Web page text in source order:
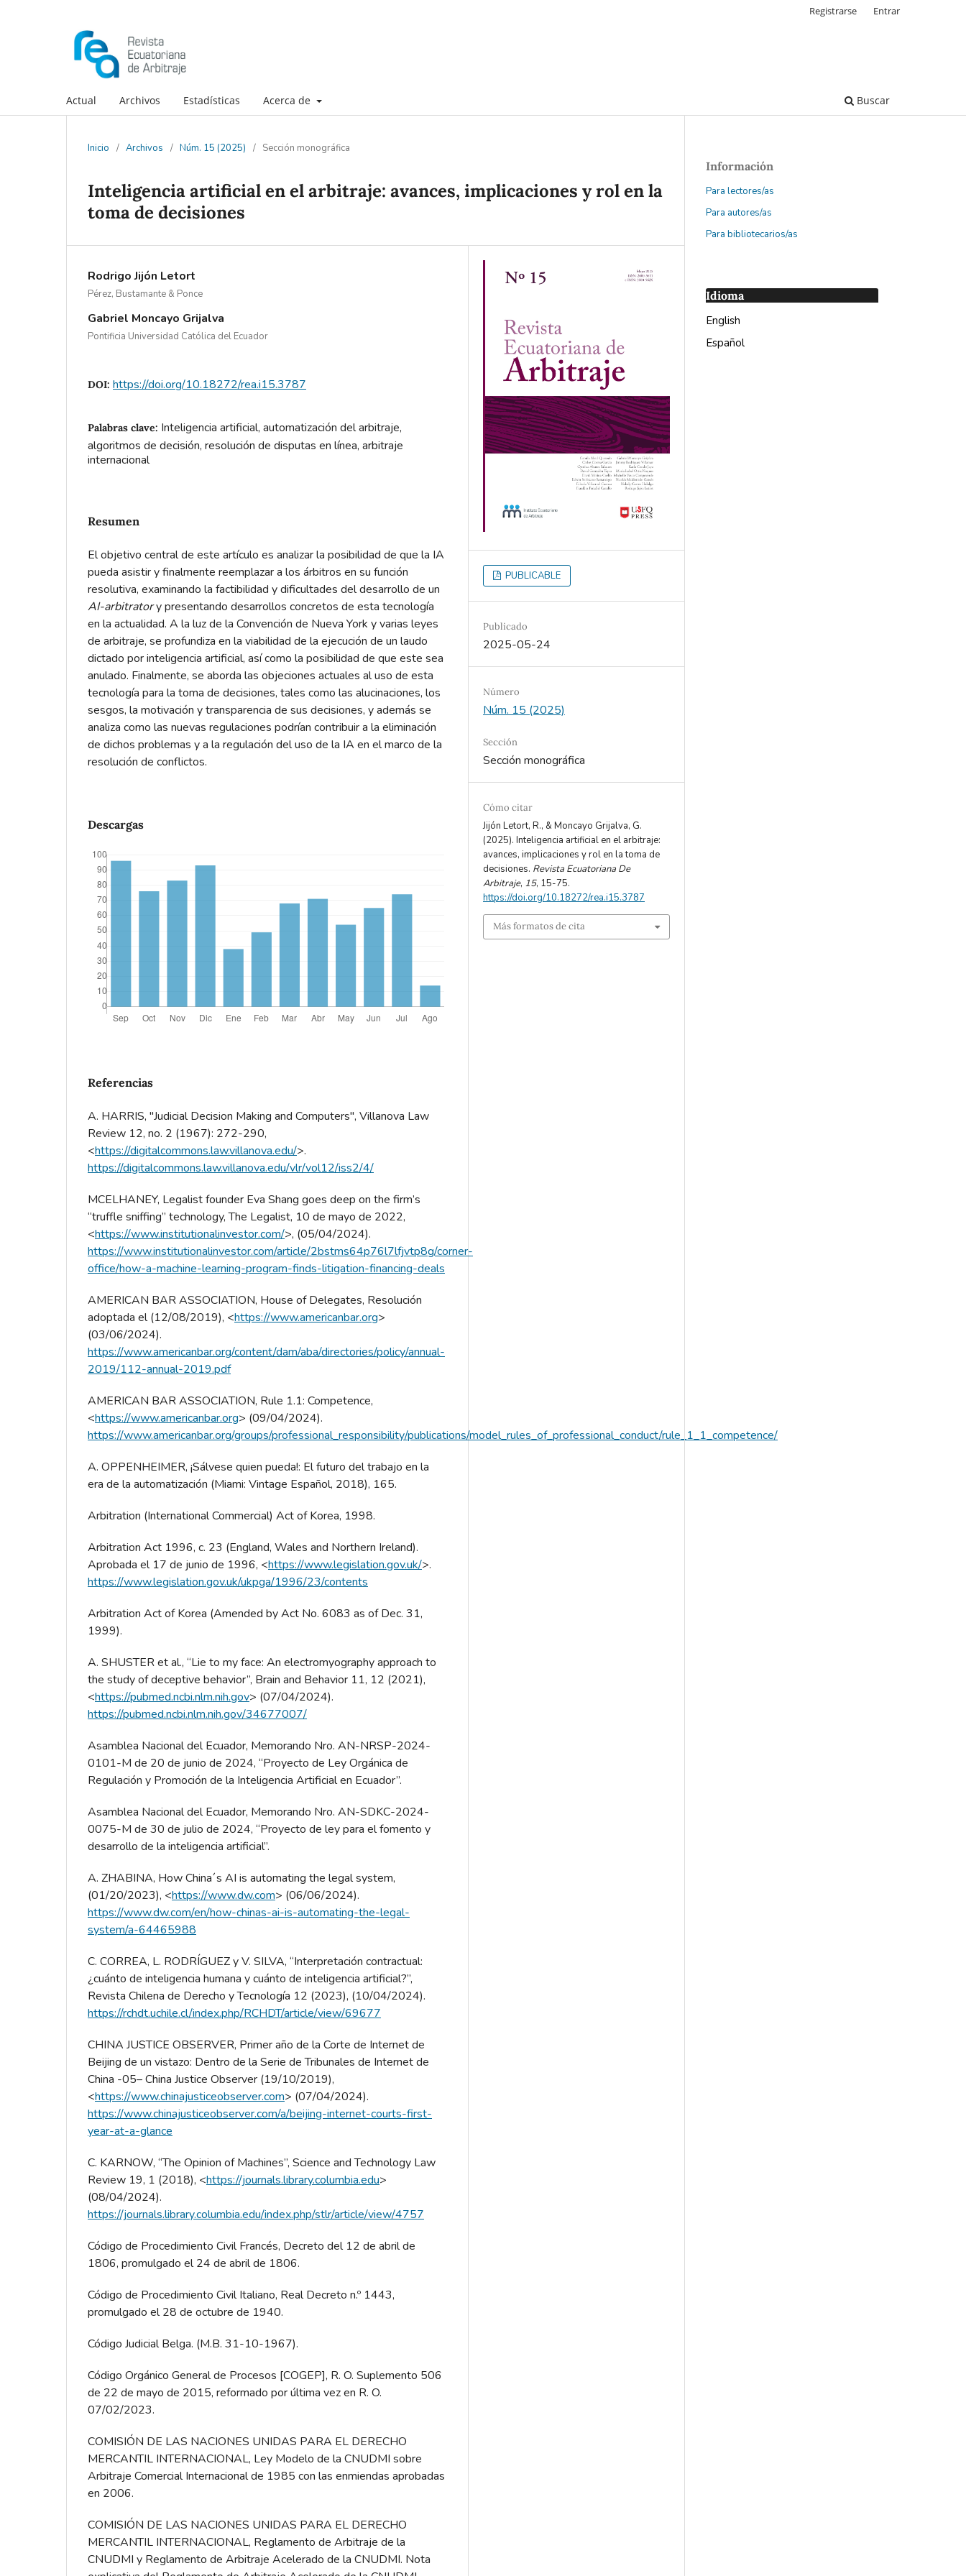
Actual Archivos Estadísticas Acerca de Buscar
Registrarse Entrar
Inicio / Archivos / Núm. 15 (2025) / Sección monográfica
Inteligencia artificial en el arbitraje: avances, implicaciones y rol en la
toma de decisiones
Rodrigo Jijón Letort
Pérez, Bustamante & Ponce
Gabriel Moncayo Grijalva
Pontificia Universidad Católica del Ecuador
DOI: https://doi.org/10.18272/rea.i15.3787
Palabras clave: Inteligencia artificial, automatización del arbitraje,
algoritmos de decisión, resolución de disputas en línea, arbitraje
internacional
Resumen
El objetivo central de este artículo es analizar la posibilidad de que la IA
pueda asistir y finalmente reemplazar a los árbitros en su función
resolutiva, examinando la factibilidad y dificultades del desarrollo de un
AI-arbitratory presentando desarrollos concretos de esta tecnología
en la actualidad. A la luz de la Convención de Nueva York y varias leyes
de arbitraje, se profundiza en la viabilidad de la ejecución de un laudo
dictado por inteligencia artificial, así como la posibilidad de que este sea
anulado. Finalmente, se aborda las objeciones actuales al uso de esta
tecnología para la toma de decisiones, tales como las alucinaciones, los
sesgos, la motivación y transparencia de sus decisiones, y además se
analiza como las nuevas regulaciones podrían contribuir a la eliminación
de dichos problemas y a la regulación del uso de la IA en el marco de la
resolución de conflictos.
Descargas
Referencias
A. HARRIS, "Judicial Decision Making and Computers", Villanova Law
Review 12, no. 2 (1967): 272-290,
<https://digitalcommons.law.villanova.edu/>.
https://digitalcommons.law.villanova.edu/vlr/vol12/iss2/4/
MCELHANEY, Legalist founder Eva Shang goes deep on the firm’s
“truffle sniffing” technology, The Legalist, 10 de mayo de 2022,
<https://www.institutionalinvestor.com/>, (05/04/2024).
https://www.institutionalinvestor.com/article/2bstms64p76l7lfjvtp8g/corner-
office/how-a-machine-learning-program-finds-litigation-financing-deals
AMERICAN BAR ASSOCIATION, House of Delegates, Resolución
adoptada el (12/08/2019), <https://www.americanbar.org>
(03/06/2024).
https://www.americanbar.org/content/dam/aba/directories/policy/annual-
2019/112-annual-2019.pdf
AMERICAN BAR ASSOCIATION, Rule 1.1: Competence,
<https://www.americanbar.org> (09/04/2024).
https://www.americanbar.org/groups/professional_responsibility/publications/model_rules_of_professional_conduct/rule_1_1_competence/
A. OPPENHEIMER, ¡Sálvese quien pueda!: El futuro del trabajo en la
era de la automatización (Miami: Vintage Español, 2018), 165.
Arbitration (International Commercial) Act of Korea, 1998.
Arbitration Act 1996, c. 23 (England, Wales and Northern Ireland).
Aprobada el 17 de junio de 1996, <https://www.legislation.gov.uk/>.
https://www.legislation.gov.uk/ukpga/1996/23/contents
Arbitration Act of Korea (Amended by Act No. 6083 as of Dec. 31,
1999).
A. SHUSTER et al., “Lie to my face: An electromyography approach to
the study of deceptive behavior”, Brain and Behavior 11, 12 (2021),
<https://pubmed.ncbi.nlm.nih.gov> (07/04/2024).
https://pubmed.ncbi.nlm.nih.gov/34677007/
Asamblea Nacional del Ecuador, Memorando Nro. AN-NRSP-2024-
0101-M de 20 de junio de 2024, “Proyecto de Ley Orgánica de
Regulación y Promoción de la Inteligencia Artificial en Ecuador”.
Asamblea Nacional del Ecuador, Memorando Nro. AN-SDKC-2024-
0075-M de 30 de julio de 2024, “Proyecto de ley para el fomento y
desarrollo de la inteligencia artificial”.
A. ZHABINA, How China´s AI is automating the legal system,
(01/20/2023), <https://www.dw.com> (06/06/2024).
https://www.dw.com/en/how-chinas-ai-is-automating-the-legal-
system/a-64465988
C. CORREA, L. RODRÍGUEZ y V. SILVA, “Interpretación contractual:
¿cuánto de inteligencia humana y cuánto de inteligencia artificial?”,
Revista Chilena de Derecho y Tecnología 12 (2023), (10/04/2024).
https://rchdt.uchile.cl/index.php/RCHDT/article/view/69677
CHINA JUSTICE OBSERVER, Primer año de la Corte de Internet de
Beijing de un vistazo: Dentro de la Serie de Tribunales de Internet de
China -05– China Justice Observer (19/10/2019),
<https://www.chinajusticeobserver.com> (07/04/2024).
https://www.chinajusticeobserver.com/a/beijing-internet-courts-first-
year-at-a-glance
C. KARNOW, “The Opinion of Machines”, Science and Technology Law
Review 19, 1 (2018), <https://journals.library.columbia.edu>
(08/04/2024).
https://journals.library.columbia.edu/index.php/stlr/article/view/4757
Código de Procedimiento Civil Francés, Decreto del 12 de abril de
1806, promulgado el 24 de abril de 1806.
Código de Procedimiento Civil Italiano, Real Decreto n.º 1443,
promulgado el 28 de octubre de 1940.
Código Judicial Belga. (M.B. 31-10-1967).
Código Orgánico General de Procesos [COGEP], R. O. Suplemento 506
de 22 de mayo de 2015, reformado por última vez en R. O.
07/02/2023.
COMISIÓN DE LAS NACIONES UNIDAS PARA EL DERECHO
MERCANTIL INTERNACIONAL, Ley Modelo de la CNUDMI sobre
Arbitraje Comercial Internacional de 1985 con las enmiendas aprobadas
en 2006.
COMISIÓN DE LAS NACIONES UNIDAS PARA EL DERECHO
MERCANTIL INTERNACIONAL, Reglamento de Arbitraje de la
CNUDMI y Reglamento de Arbitraje Acelerado de la CNUDMI. Nota
PUBLICABLE
Publicado
2025-05-24
Número
Núm. 15 (2025)
Sección
Sección monográfica
Cómo citar
Jijón Letort, R., & Moncayo Grijalva, G.
(2025). Inteligencia artificial en el arbitraje:
avances, implicaciones y rol en la toma de
decisiones. Revista Ecuatoriana De
Arbitraje, 15, 15-75.
https://doi.org/10.18272/rea.i15.3787
Más formatos de cita
Información
Para lectores/as
Para autores/as
Para bibliotecarios/as
Idioma
English
Español